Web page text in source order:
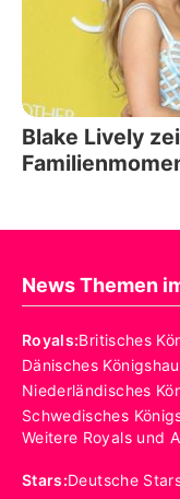
Blake Lively
News Themen
Royals:Britisches
Dänisches
Niederländisches
Schwedisches
Weitere Royals und
Stars:Deutsche